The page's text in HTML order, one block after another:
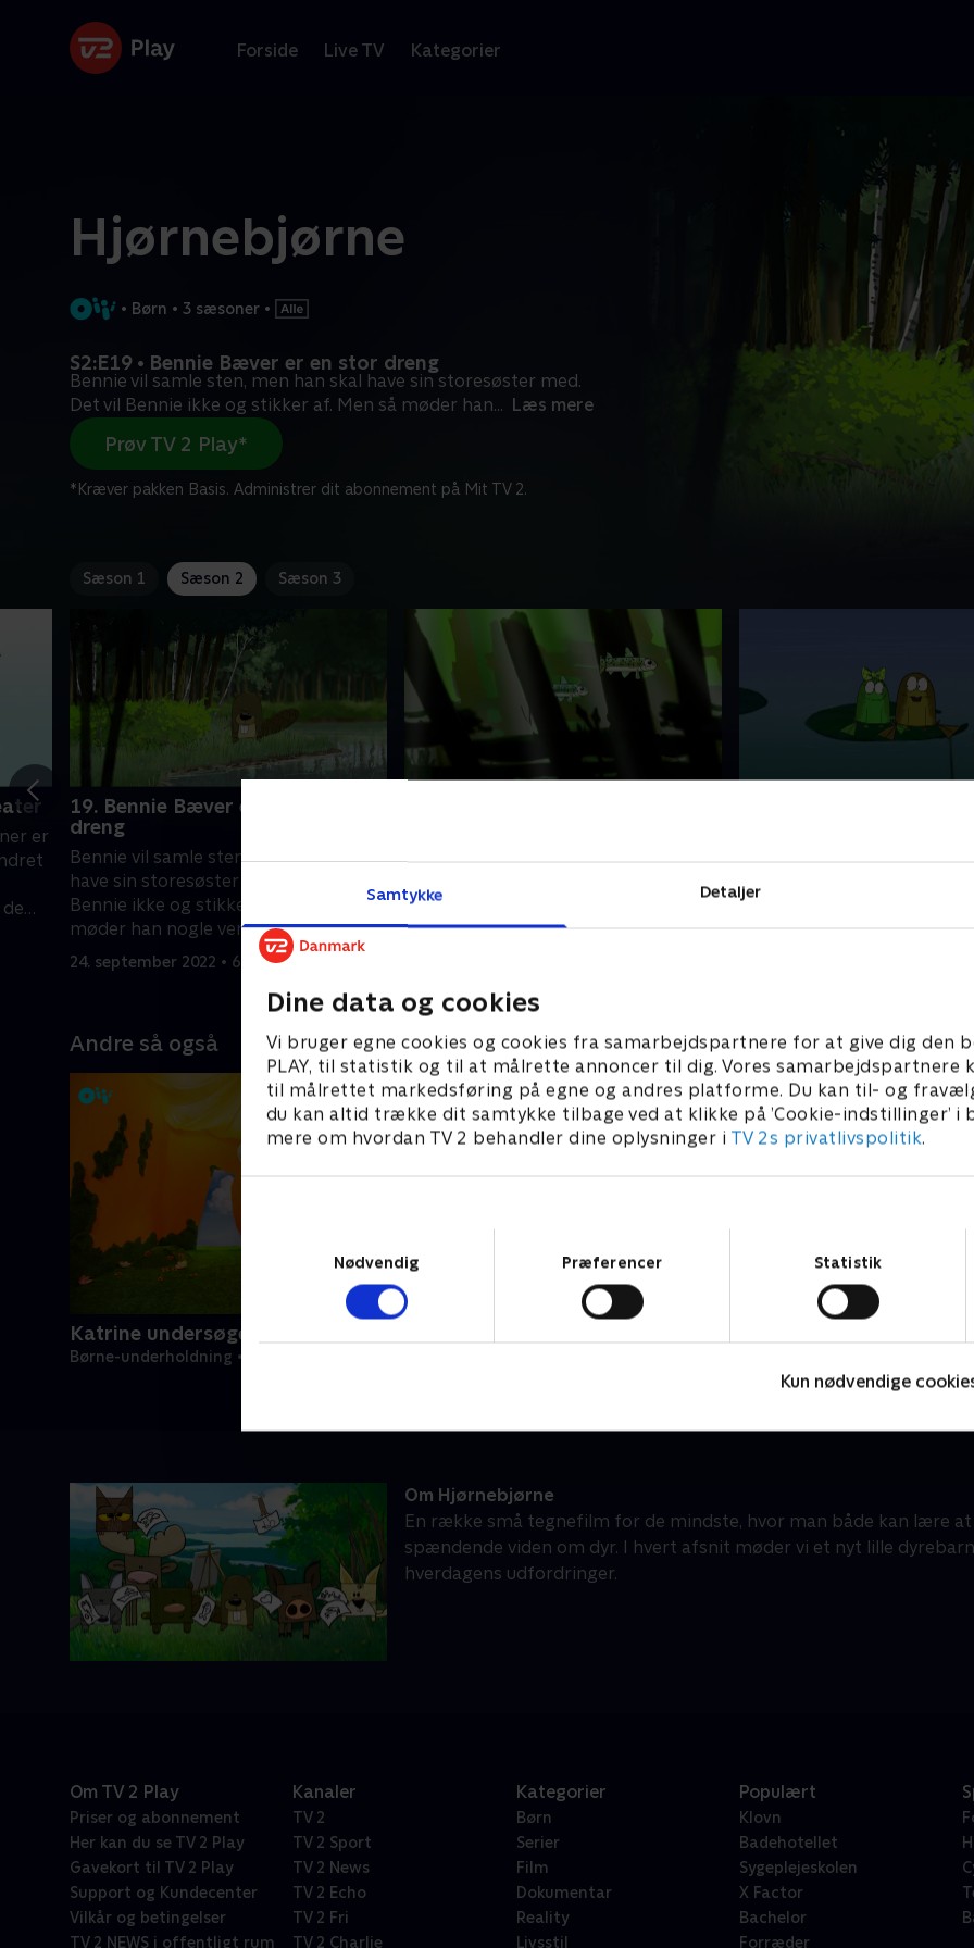
Samtykke Detaljer
Dine data og cookies
Vi bruger egne cookies og cookies fra samarbejdspartnere for at give dig den
PLAY, til statistik og til at målrette annoncer til dig. Vores samarbejdspartnere
til målrettet markedsføring på egne og andres platforme. Du kan til- og
du kan altid trække dit samtykke tilbage ved at klikke på ’Cookie-indstillinger’ i
mere om hvordan TV 2 behandler dine oplysninger i TV 2s privatlivspolitik.
Nødvendig
Præferencer Statistik
Kun nødvendige
Forside Live TV Kategorier
Hjørnebjørne
• Børn • 3 sæsoner •
S2:E19 • Bennie Bæver er en stor dreng
Bennie vil samle sten, men han skal have sin storesøster med.
Det vil Bennie ikke og stikker af. Men så møder han... Læs mere
Prøv TV 2 Play*
*Kræver pakken Basis. Administrer dit abonnement på Mit TV 2.
Sæson 1 Sæson 2 Sæson 3
er
19. Bennie Bæver er en stor
dreng
Bennie vil samle sten, men han skal
have sin storesøster med. Det vil
Bennie ikke og stikker af. Men så
møder han nogle venner, der får ham
på andre tanker.
24. september 2022 • 6 min
skibsvrag. Orla fortæller det til Oskar
og sammen vil drengene på eventyr,
selv om far siger nej. Gør de det
alligevel?
have. Da han opdager, at
Andre så også
Katrine undersøger
Børne-underholdning • 1 sæsoner
Om Hjørnebjørne
En række små tegnefilm for de mindste, hvor man både kan lære
spændende viden om dyr. I hvert afsnit møder vi et nyt lille
hverdagens udfordringer.
Om TV 2 Play
Priser og abonnement
Her kan du se TV 2 Play
Gavekort til TV 2 Play
Support og Kundecenter
Vilkår og betingelser
TV 2 NEWS i offentligt rum
Kanaler
TV 2
TV 2 Sport
TV 2 News
TV 2 Echo
TV 2 Fri
TV 2 Charlie
Kategorier
Børn
Serier
Film
Dokumentar
Reality
Livsstil
Populært
Klovn
Badehotellet
Sygeplejeskolen
X Factor
Bachelor
Forræder